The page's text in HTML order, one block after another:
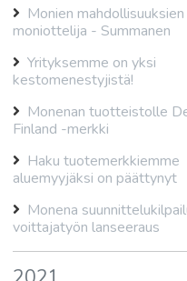
Monien mahdollisuuksien
moniottelija - Summanen
Yrityksemme on yksi
kestomenestyjistä!
Monenan tuotteistolle
Finland -merkki
Haku tuotemerkkiemme
aluemyyjäksi on päättynyt
Monena
voittajatyön lanseeraus